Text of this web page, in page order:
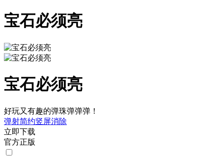
宝石必须亮
宝石必须亮
好玩又有趣的弹珠弹弹弹！
弹射简约竖屏消除
立即下载
官方正版